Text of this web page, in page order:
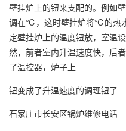
壁挂炉上的钮来支配的。例如
调在℃，这时壁挂炉将℃的热
定壁挂炉上的温度钮放，室
然，前者室内升温速度快，后
了温控器，炉子上
钮变成了升温速度的调理钮了
石家庄市长安区锅炉维修电话